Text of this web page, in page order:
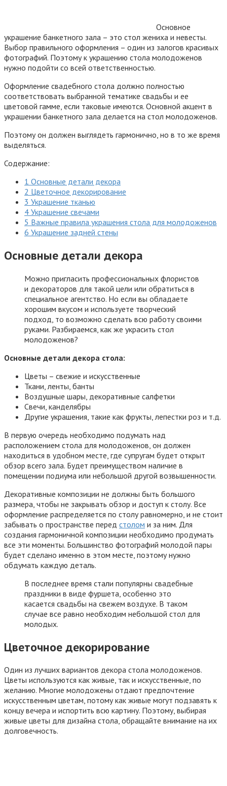
Основное
украшение банкетного зала – это стол жениха и невесты.
Выбор правильного оформления – один из залогов красивых
фотографий. Поэтому к украшению стола молодоженов
нужно подойти со всей ответственностью.
Оформление свадебного стола должно полностью
соответствовать выбранной тематике свадьбы и ее
цветовой гамме, если таковые имеются. Основной акцент в
украшении банкетного зала делается на стол молодоженов.
Поэтому он должен выглядеть гармонично, но в то же время
выделяться.
Содержание:
1 Основные детали декора
2 Цветочное декорирование
3 Украшение тканью
4 Украшение свечами
5 Важные правила украшения стола для молодоженов
6 Украшение задней стены
Основные детали декора
Можно пригласить профессиональных флористов
и декораторов для такой цели или обратиться в
специальное агентство. Но если вы обладаете
хорошим вкусом и используете творческий
подход, то возможно сделать всю работу своими
руками. Разбираемся, как же украсить стол
молодоженов?
Основные детали декора стола:
Цветы – свежие и искусственные
Ткани, ленты, банты
Воздушные шары, декоративные салфетки
Свечи, канделябры
Другие украшения, такие как фрукты, лепестки роз и т.д.
В первую очередь необходимо подумать над
расположением стола для молодоженов, он должен
находиться в удобном месте, где супругам будет открыт
обзор всего зала. Будет преимуществом наличие в
помещении подиума или небольшой другой возвышенности.
Декоративные композиции не должны быть большого
размера, чтобы не закрывать обзор и доступ к столу. Все
оформление распределяется по столу равномерно, и не стоит
забывать о пространстве перед столом и за ним. Для
создания гармоничной композиции необходимо продумать
все эти моменты. Большинство фотографий молодой пары
будет сделано именно в этом месте, поэтому нужно
обдумать каждую деталь.
В последнее время стали популярны свадебные
праздники в виде фуршета, особенно это
касается свадьбы на свежем воздухе. В таком
случае все равно необходим небольшой стол для
молодых.
Цветочное декорирование
Один из лучших вариантов декора стола молодоженов.
Цветы используются как живые, так и искусственные, по
желанию. Многие молодожены отдают предпочтение
искусственным цветам, потому как живые могут подзавять к
концу вечера и испортить всю картину. Поэтому, выбирая
живые цветы для дизайна стола, обращайте внимание на их
долговечность.